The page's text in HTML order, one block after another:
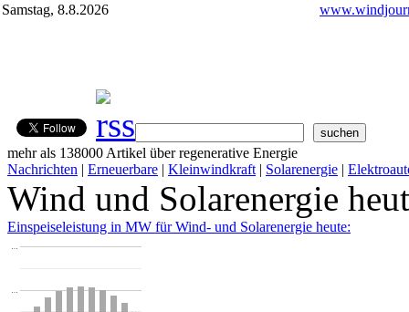
Samstag, 8.8.2026
mehr als 138000 Artikel über regenerative Energie
Nachrichten | Erneuerbare | Kleinwindkraft | Solarenergie |
Wind und Solarenergie
Einspeiseleistung in MW für Wind- und Solarenergie heute:
…
…